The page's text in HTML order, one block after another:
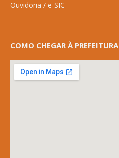
Ouvidoria / e-SIC
COMO CHEGAR À PREFEITURA